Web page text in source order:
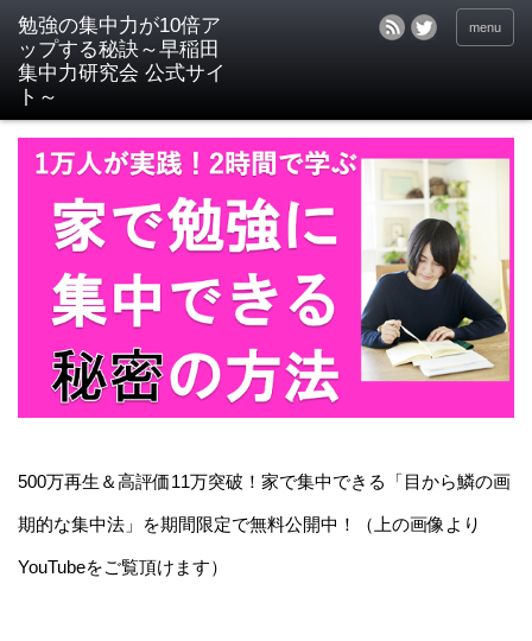
menu
500万再生＆高評価11万突破！家で集中できる「目から鱗の画
期的な集中法」を期間限定で無料公開中！（上の画像より
YouTubeをご覧頂けます）